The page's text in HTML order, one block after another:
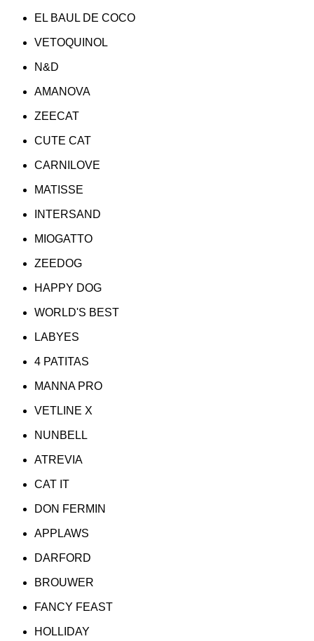
EL BAUL DE COCO
VETOQUINOL
N&D
AMANOVA
ZEECAT
CUTE CAT
CARNILOVE
MATISSE
INTERSAND
MIOGATTO
ZEEDOG
HAPPY DOG
WORLD'S BEST
LABYES
4 PATITAS
MANNA PRO
VETLINE X
NUNBELL
ATREVIA
CAT IT
DON FERMIN
APPLAWS
DARFORD
BROUWER
FANCY FEAST
HOLLIDAY